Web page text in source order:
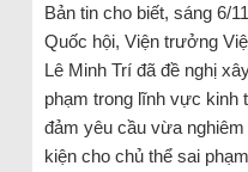
Bản tin cho biết, sáng 6/
Quốc hội, Viện trưởng
Lê Minh Trí đã đề nghị
phạm trong lĩnh vực kinh
đảm yêu cầu vừa
kiện cho chủ thể sai